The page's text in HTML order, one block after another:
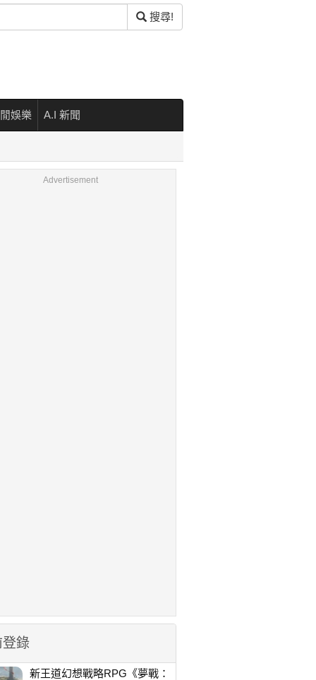
搜尋!
娛樂 A.I 新聞
Advertisement
錄
新王道幻想戰略RPG《夢戰：